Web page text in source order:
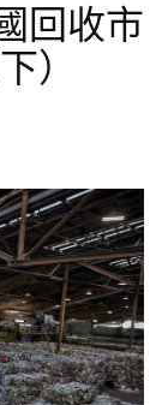
回收市
）